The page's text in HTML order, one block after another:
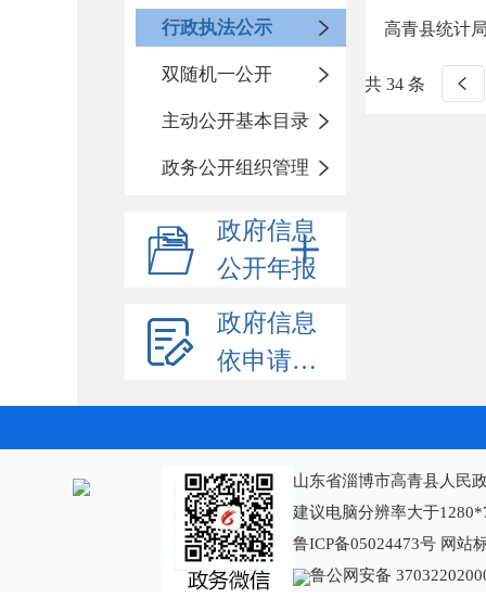
行政执法公示
双随机一公开
主动公开基本目录
政务公开组织管理
政府信息
公开年报
政府信息
依申请公开
高青县统计
共 34 条
山东省淄博市高青县人民
建议电脑分辨率大于
鲁ICP备05024473号 网站
鲁公网安备